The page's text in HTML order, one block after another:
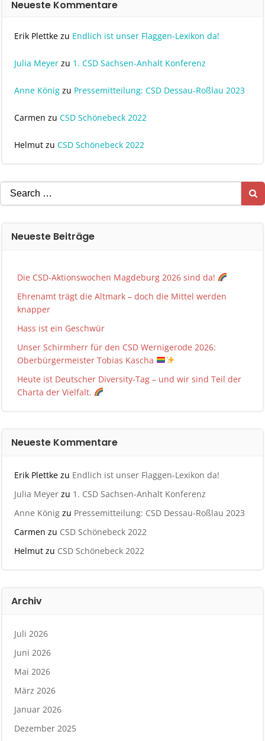
Neueste Kommentare
Erik Plettke zu Endlich ist unser Flaggen-Lexikon da!
Julia Meyer zu 1. CSD Sachsen-Anhalt Konferenz
Anne König zu Pressemitteilung: CSD Dessau-Roßlau 2023
Carmen zu CSD Schönebeck 2022
Helmut zu CSD Schönebeck 2022
Search
for:
Neueste Beiträge
Die CSD-Aktionswochen Magdeburg 2026 sind da!
Ehrenamt trägt die Altmark – doch die Mittel werden
knapper
Hass ist ein Geschwür
Unser Schirmherr für den CSD Wernigerode 2026:
Oberbürgermeister Tobias Kascha
Heute ist Deutscher Diversity-Tag – und wir sind Teil der
Charta der Vielfalt.
Neueste Kommentare
Erik Plettke zu Endlich ist unser Flaggen-Lexikon da!
Julia Meyer zu 1. CSD Sachsen-Anhalt Konferenz
Anne König zu Pressemitteilung: CSD Dessau-Roßlau 2023
Carmen zu CSD Schönebeck 2022
Helmut zu CSD Schönebeck 2022
Archiv
Juli 2026
Juni 2026
Mai 2026
März 2026
Januar 2026
Dezember 2025